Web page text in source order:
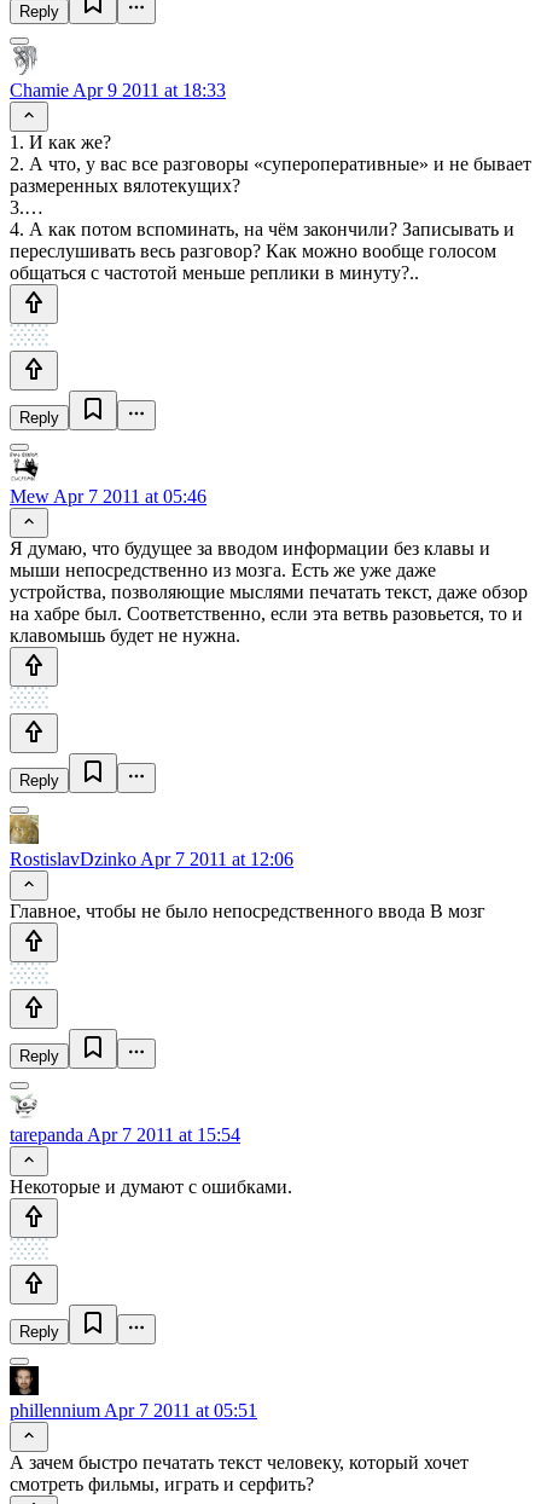
Reply
Chamie Apr 9 2011 at 18:33
1. И как же?
2. А что, у вас все разговоры «супероперативные» и не бывает
размеренных вялотекущих?
3.…
4. А как потом вспоминать, на чём закончили? Записывать и
переслушивать весь разговор? Как можно вообще голосом
общаться с частотой меньше реплики в минуту?..
Reply
Mew Apr 7 2011 at 05:46
Я думаю, что будущее за вводом информации без клавы и
мыши непосредственно из мозга. Есть же уже даже
устройства, позволяющие мыслями печатать текст, даже обзор
на хабре был. Соответственно, если эта ветвь разовьется, то и
клавомышь будет не нужна.
Reply
RostislavDzinko Apr 7 2011 at 12:06
Главное, чтобы не было непосредственного ввода В мозг
Reply
tarepanda Apr 7 2011 at 15:54
Некоторые и думают с ошибками.
Reply
phillennium Apr 7 2011 at 05:51
А зачем быстро печатать текст человеку, который хочет
смотреть фильмы, играть и серфить?